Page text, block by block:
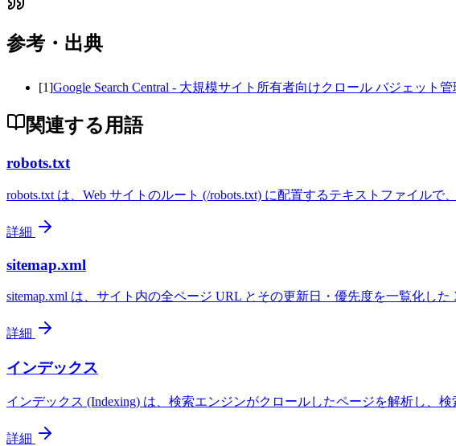
参考・出典
[1]Google Search Central - 大規模サイト所有者向けクロール バジェット
関連する用語
robots.txt
robots.txt は、Web サイトのルート (/robots.txt) に配置するテキストファイル
詳細
sitemap.xml
sitemap.xml は、サイト内の全ページ URL とその更新日・優先度を一覧化し
詳細
インデックス
インデックス (Indexing) は、検索エンジンがクロールしたページを解析し、
詳細